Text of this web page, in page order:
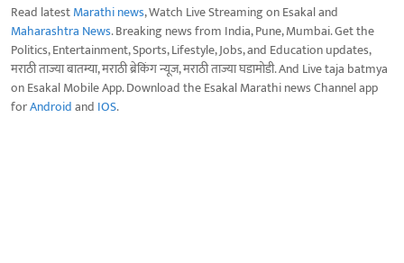
Read latestMarathi news, Watch Live Streaming on Esakal and
Maharashtra News. Breaking news from India, Pune, Mumbai. Get the
Politics, Entertainment, Sports, Lifestyle, Jobs, and Education updates,
मराठी ताज्या बातम्या, मराठी ब्रेकिंग न्यूज, मराठी ताज्या घडामोडी. And Live taja batmya
on Esakal Mobile App. Download the Esakal Marathi news Channel app
forAndroidand IOS.